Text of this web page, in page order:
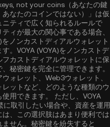
not your coins（あなたの鍵
あなたのコインではない）」は仮
ニティで広く知られるルールで
ィが最大の関心事である場合、
をノンカストディアルウォレット
。VOYA (VOYA)をノンカストデ
フカストディアルウォレットに保
秘密鍵を完全に管理できます。
ォレット、Web3ウォレット、
レットなど、どのような種類のウ
使用できます。 ただし、VOYA
に取引したい場合や、資産を運用
は、この選択肢はあまり便利では
ません。秘密鍵を紛失すると